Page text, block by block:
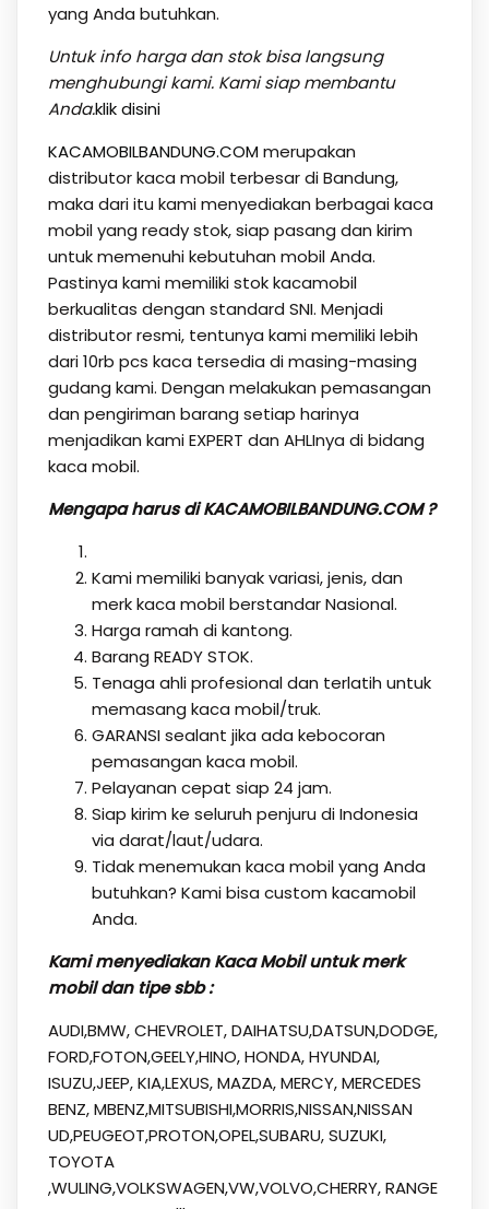
yang Anda butuhkan.
Untuk info harga dan stok bisa langsung
menghubungi kami. Kami siap membantu
Anda.klik disini
KACAMOBILBANDUNG.COM merupakan
distributor kaca mobil terbesar di Bandung,
maka dari itu kami menyediakan berbagai kaca
mobil yang ready stok, siap pasang dan kirim
untuk memenuhi kebutuhan mobil Anda.
Pastinya kami memiliki stok kacamobil
berkualitas dengan standard SNI. Menjadi
distributor resmi, tentunya kami memiliki lebih
dari 10rb pcs kaca tersedia di masing-masing
gudang kami. Dengan melakukan pemasangan
dan pengiriman barang setiap harinya
menjadikan kami EXPERT dan AHLInya di bidang
kaca mobil.
Mengapa harus di KACAMOBILBANDUNG.COM ?
Kami memiliki banyak variasi, jenis, dan
merk kaca mobil berstandar Nasional.
Harga ramah di kantong.
Barang READY STOK.
Tenaga ahli profesional dan terlatih untuk
memasang kaca mobil/truk.
GARANSI sealant jika ada kebocoran
pemasangan kaca mobil.
Pelayanan cepat siap 24 jam.
Siap kirim ke seluruh penjuru di Indonesia
via darat/laut/udara.
Tidak menemukan kaca mobil yang Anda
butuhkan? Kami bisa custom kacamobil
Anda.
Kami menyediakan Kaca Mobil untuk merk
mobil dan tipe sbb :
AUDI,BMW, CHEVROLET, DAIHATSU,DATSUN,DODGE,
FORD,FOTON,GEELY,HINO, HONDA, HYUNDAI,
ISUZU,JEEP, KIA,LEXUS, MAZDA, MERCY, MERCEDES
BENZ, MBENZ,MITSUBISHI,MORRIS,NISSAN,NISSAN
UD,PEUGEOT,PROTON,OPEL,SUBARU, SUZUKI,
TOYOTA
,WULING,VOLKSWAGEN,VW,VOLVO,CHERRY, RANGE